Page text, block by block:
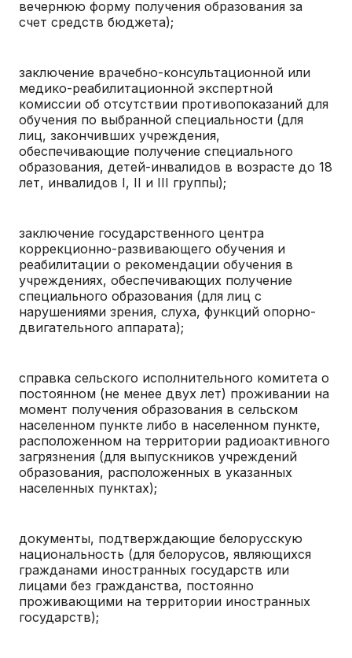
вечернюю форму получения образования за
счет средств бюджета);
заключение врачебно-консультационной или
медико-реабилитационной экспертной
комиссии об отсутствии противопоказаний для
обучения по выбранной специальности (для
лиц, закончивших учреждения,
обеспечивающие получение специального
образования, детей-инвалидов в возрасте до 18
лет, инвалидов I, II и III группы);
заключение государственного центра
коррекционно-развивающего обучения и
реабилитации о рекомендации обучения в
учреждениях, обеспечивающих получение
специального образования (для лиц с
нарушениями зрения, слуха, функций опорно-
двигательного аппарата);
справка сельского исполнительного комитета о
постоянном (не менее двух лет) проживании на
момент получения образования в сельском
населенном пункте либо в населенном пункте,
расположенном на территории радиоактивного
загрязнения (для выпускников учреждений
образования, расположенных в указанных
населенных пунктах);
документы, подтверждающие белорусскую
национальность (для белорусов, являющихся
гражданами иностранных государств или
лицами без гражданства, постоянно
проживающими на территории иностранных
государств);